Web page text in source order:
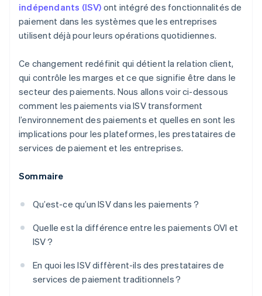
indépendants (ISV) ont intégré des fonctionnalités de
paiement dans les systèmes que les entreprises
utilisent déjà pour leurs opérations quotidiennes.
Ce changement redéfinit qui détient la relation client,
qui contrôle les marges et ce que signifie être dans le
secteur des paiements. Nous allons voir ci-dessous
comment les paiements via ISV transforment
l’environnement des paiements et quelles en sont les
implications pour les plateformes, les prestataires de
services de paiement et les entreprises.
Sommaire
Qu’est-ce qu’un ISV dans les paiements ?
Quelle est la différence entre les paiements OVI et
ISV ?
En quoi les ISV diffèrent-ils des prestataires de
services de paiement traditionnels ?